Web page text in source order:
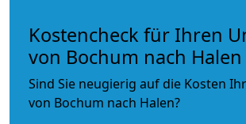
Kostencheck für Ihren
von Bochum nach Halen
Sind Sie neugierig auf die Kosten
von Bochum nach Halen?